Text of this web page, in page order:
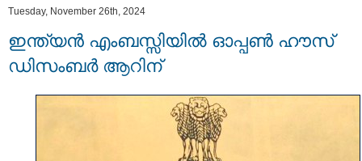
Tuesday, November 26th, 2024
ഇന്ത്യന്‍ എംബസ്സിയിൽ ഓപ്പൺ ഹൗസ്
ഡിസംബര്‍ ആറിന്